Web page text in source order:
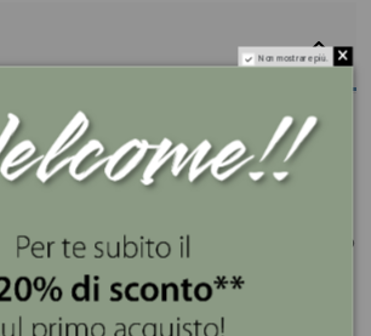
in velluto, sono perfetti chiusi nel
gelosamente preziosi segreti.
e luminoso, il velluto è da sempre
oggetti pregiati.
celata dalla morbidezza, lo
per accogliere e proteggere i
Non mostrare più.